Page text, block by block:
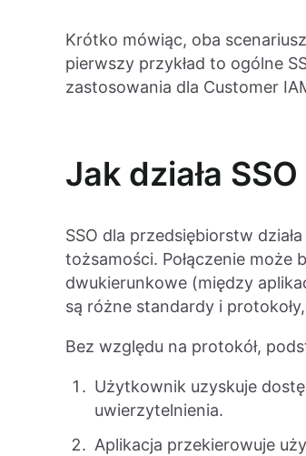
Krótko mówiąc, oba
pierwszy przykład to ogólne
zastosowania dla Customer
Jak działa
SSO dla przedsiębiorstw
tożsamości. Połączenie
dwukierunkowe (między
są różne standardy i
Bez względu na protokół,
Użytkownik uzyskuje
uwierzytelnienia.
Aplikacja przekierowuje